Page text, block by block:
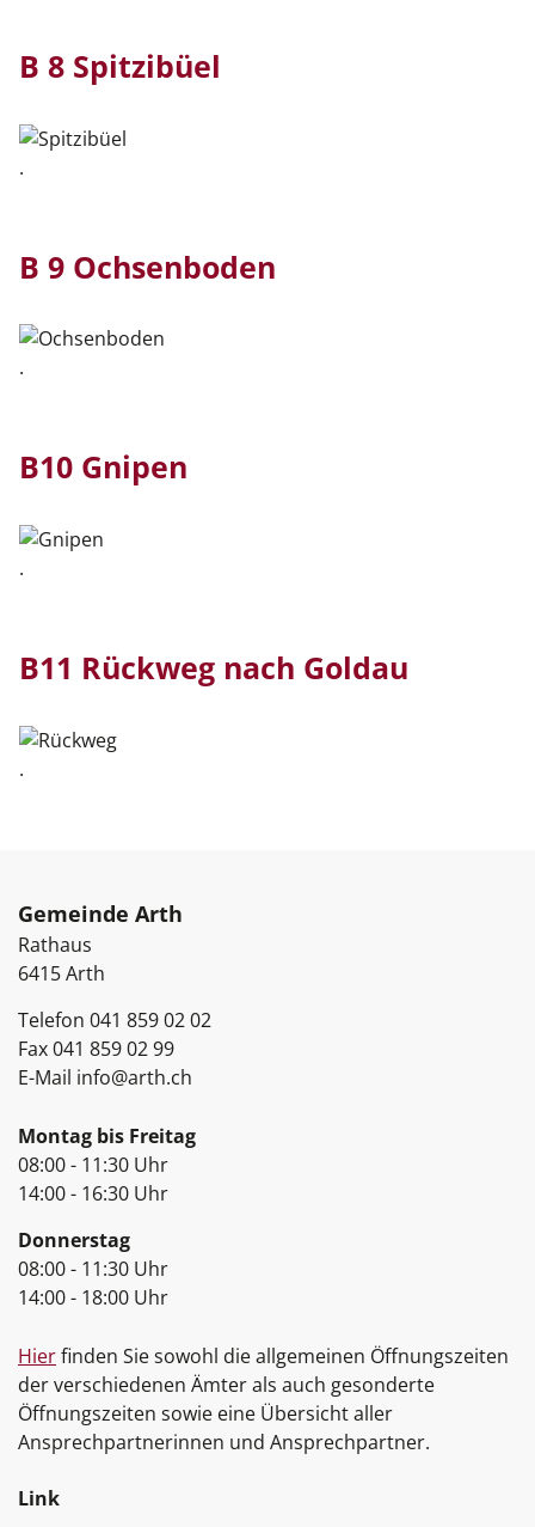
B 8 Spitzibüel
.
B 9 Ochsenboden
.
B10 Gnipen
.
B11 Rückweg nach Goldau
.
Gemeinde Arth
Rathaus
6415Arth
Telefon 041 859 02 02
Fax041 859 02 99
E-Mail info@arth.ch
Öffnungszeiten
Montag bis Freitag
08:00 - 11:30 Uhr
14:00 - 16:30 Uhr
Donnerstag
08:00 - 11:30 Uhr
14:00 - 18:00 Uhr
Hierfinden Sie sowohl die allgemeinen Öffnungszeiten
der verschiedenen Ämter als auch gesonderte
Öffnungszeiten sowie eine Übersicht aller
Ansprechpartnerinnen und Ansprechpartner.
Link